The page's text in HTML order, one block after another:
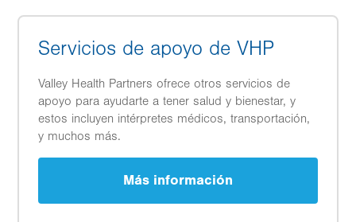
Servicios de apoyo de VHP
Valley Health Partners ofrece otros servicios de
apoyo para ayudarte a tener salud y bienestar, y
estos incluyen intérpretes médicos, transportación,
y muchos más.
Más información